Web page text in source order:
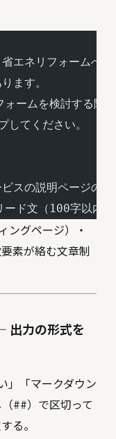
エネリフォームへ
ます。
ームを検討する際の
してください。
スの説明ページの
ド文（100字以内
ングページ）・
素が絡む文章制
出力の形式を
」「マークダウン
##）で区切って
る。